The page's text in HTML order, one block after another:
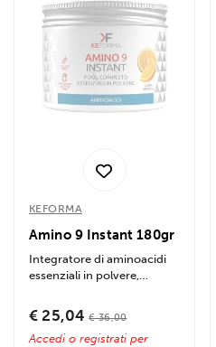
KEFORMA
Amino 9 Instant 180gr
Integratore di aminoacidi
essenziali in polvere,
il...
€ 25,04 € 36,00
Accedi o registrati per